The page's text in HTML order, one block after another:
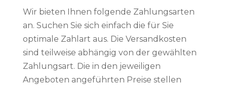
Wir bieten Ihnen folgende Zahlungsarten
an. Suchen Sie sich einfach die für Sie
optimale Zahlart aus. Die Versandkosten
sind teilweise abhängig von der gewählten
Zahlungsart. Die in den jeweiligen
Angeboten angeführten Preise stellen